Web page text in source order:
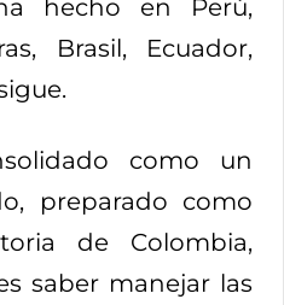
hecho en Perú,
Brasil, Ecuador,
como un
preparado como
de Colombia,
saber manejar las